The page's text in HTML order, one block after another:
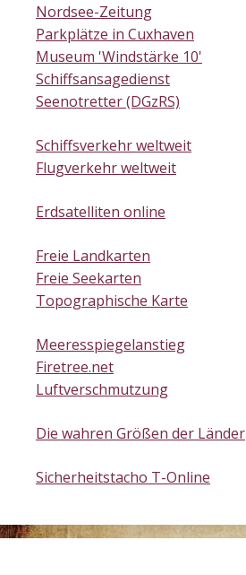
Nordsee-Zeitung
Parkplätze in Cuxhaven
Museum 'Windstärke 10'
Schiffsansagedienst
Seenotretter (DGzRS)
Schiffsverkehr weltweit
Flugverkehr weltweit
Erdsatelliten online
Freie Landkarten
Freie Seekarten
Topographische Karte
Meeresspiegelanstieg
Firetree.net
Luftverschmutzung
Die wahren Größen der Länder
Sicherheitstacho T-Online